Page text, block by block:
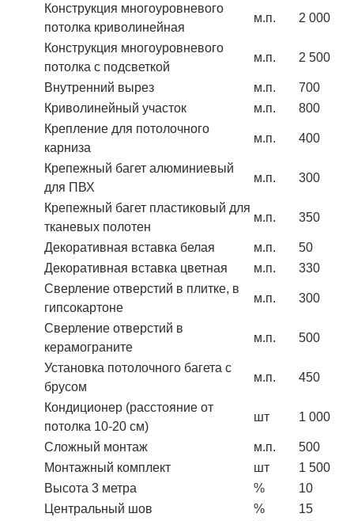
Конструкция многоуровневого
потолка криволинейная
м.п. 2 000
Конструкция многоуровневого
потолка с подсветкой
м.п. 2 500
Внутренний вырез м.п.
700
Криволинейный участок
м.п.
800
Крепление для потолочного
карниза
м.п. 400
Крепежный багет алюминиевый
для ПВХ
м.п. 300
Крепежный багет пластиковый для
тканевых полотен
м.п. 350
Декоративная вставка белая м.п.
50
Декоративная вставка цветная
м.п.
330
Сверление отверстий в плитке, в
гипсокартоне
м.п. 300
Сверление отверстий в
керамограните
м.п. 500
Установка потолочного багета с
брусом
м.п. 450
Кондиционер (расстояние от
потолка 10-20 см)
шт 1 000
Сложный монтаж м.п.
500
Монтажный комплект
шт
1 500
Высота 3 метра
%
10
Центральный шов
%
15